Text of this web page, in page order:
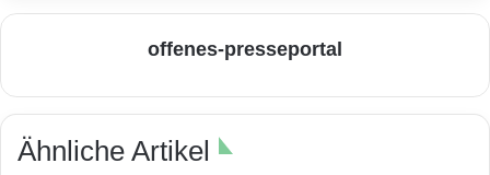
offenes-presseportal
Ähnliche Artikel